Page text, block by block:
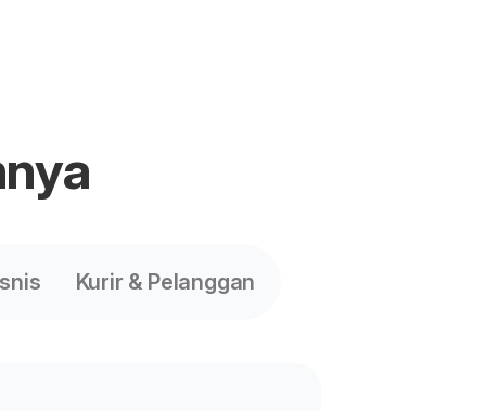
Kurir & Pelanggan